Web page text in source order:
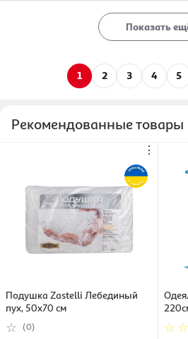
Показать
1 2 3 4 5
Рекомендованные товары
⋮
Подушка Zastelli Лебединый
пух, 50х70 см
(0)